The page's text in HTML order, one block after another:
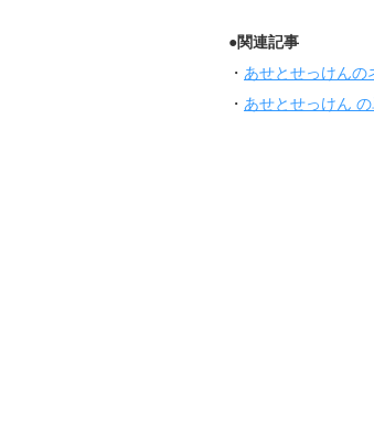
●関連記事
・ あせとせっけんの
・ あせとせっけん